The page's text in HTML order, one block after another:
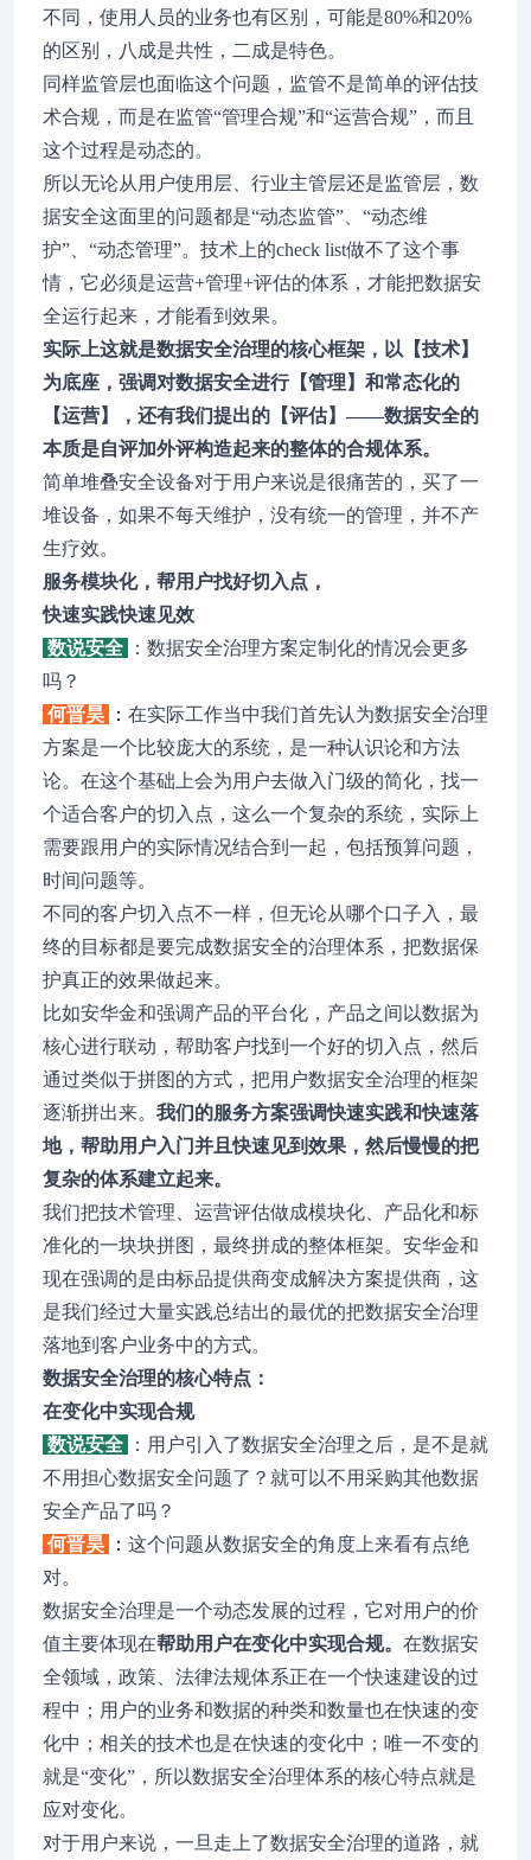
不同，使用人员的业务也有区别，可能是80%和20%
的区别，八成是共性，二成是特色。
同样监管层也面临这个问题，监管不是简单的评估技
术合规，而是在监管“管理合规”和“运营合规”，而且
这个过程是动态的。
所以无论从用户使用层、行业主管层还是监管层，数
据安全这面里的问题都是“动态监管”、“动态维
护”、“动态管理”。技术上的check list做不了这个事
情，它必须是运营+管理+评估的体系，才能把数据安
全运行起来，才能看到效果。
实际上这就是数据安全治理的核心框架，以【技术】
为底座，强调对数据安全进行【管理】和常态化的
【运营】，还有我们提出的【评估】——数据安全的
本质是自评加外评构造起来的整体的合规体系。
简单堆叠安全设备对于用户来说是很痛苦的，买了一
堆设备，如果不每天维护，没有统一的管理，并不产
生疗效。
服务模块化，帮用户找好切入点，
快速实践快速见效
数说安全
：数据安全治理方案定制化的情况会更多
吗？
何晋昊
： 在实际工作当中我们首先认为数据安全治理
方案是一个比较庞大的系统，是一种认识论和方法
论。在这个基础上会为用户去做入门级的简化，找一
个适合客户的切入点，这么一个复杂的系统，实际上
需要跟用户的实际情况结合到一起，包括预算问题，
时间问题等。
不同的客户切入点不一样，但无论从哪个口子入，最
终的目标都是要完成数据安全的治理体系，把数据保
护真正的效果做起来。
比如安华金和强调产品的平台化，产品之间以数据为
核心进行联动，帮助客户找到一个好的切入点，然后
通过类似于拼图的方式，把用户数据安全治理的框架
逐渐拼出来。 我们的服务方案强调快速实践和快速落
地，帮助用户入门并且快速见到效果，然后慢慢的把
复杂的体系建立起来。
我们把技术管理、运营评估做成模块化、产品化和标
准化的一块块拼图，最终拼成的整体框架。安华金和
现在强调的是由标品提供商变成解决方案提供商，这
是我们经过大量实践总结出的最优的把数据安全治理
落地到客户业务中的方式。
数据安全治理的核心特点：
在变化中实现合规
数说安全
：用户引入了数据安全治理之后，是不是就
不用担心数据安全问题了？就可以不用采购其他数据
安全产品了吗？
何晋昊
： 这个问题从数据安全的角度上来看有点绝
对。
数据安全治理是一个动态发展的过程，它对用户的价
值主要体现在帮助用户在变化中实现合规。 在数据安
全领域，政策、法律法规体系正在一个快速建设的过
程中；用户的业务和数据的种类和数量也在快速的变
化中；相关的技术也是在快速的变化中；唯一不变的
就是“变化”，所以数据安全治理体系的核心特点就是
应对变化。
对于用户来说，一旦走上了数据安全治理的道路，就